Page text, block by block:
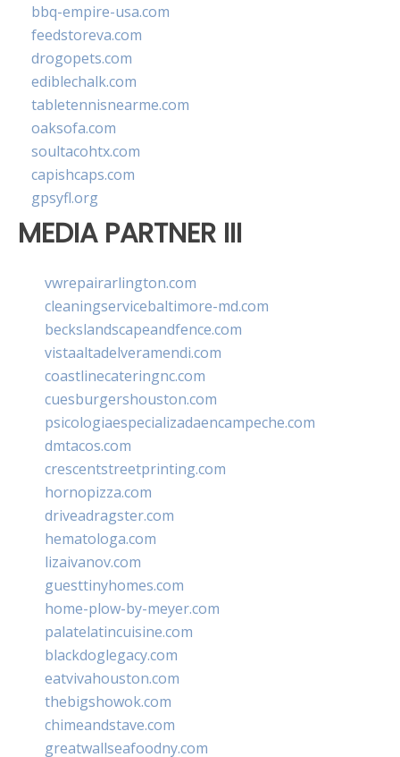
bbq-empire-usa.com
feedstoreva.com
drogopets.com
ediblechalk.com
tabletennisnearme.com
oaksofa.com
soultacohtx.com
capishcaps.com
gpsyfl.org
MEDIA PARTNER III
vwrepairarlington.com
cleaningservicebaltimore-md.com
beckslandscapeandfence.com
vistaaltadelveramendi.com
coastlinecateringnc.com
cuesburgershouston.com
psicologiaespecializadaencampeche.com
dmtacos.com
crescentstreetprinting.com
hornopizza.com
driveadragster.com
hematologa.com
lizaivanov.com
guesttinyhomes.com
home-plow-by-meyer.com
palatelatincuisine.com
blackdoglegacy.com
eatvivahouston.com
thebigshowok.com
chimeandstave.com
greatwallseafoodny.com